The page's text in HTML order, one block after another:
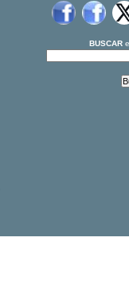
BUSCAR